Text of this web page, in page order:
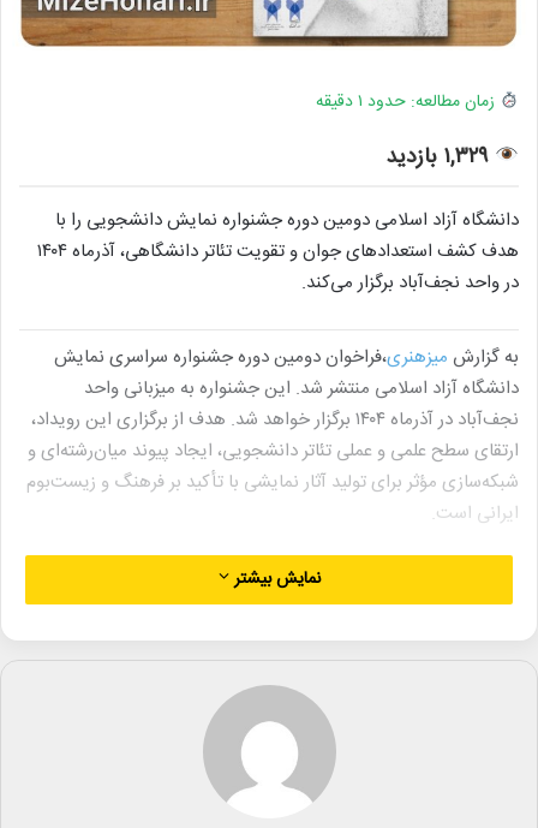
زمان مطالعه: حدود ۱ دقیقه
۱,۳۲۹ بازدید
دانشگاه آزاد اسلامی دومین دوره جشنواره نمایش دانشجویی را با
هدف کشف استعدادهای جوان و تقویت تئاتر دانشگاهی، آذرماه ۱۴۰۴
در واحد نجف‌آباد برگزار می‌کند.
به گزارش میزهنری،فراخوان دومین دوره جشنواره سراسری نمایش
دانشگاه آزاد اسلامی منتشر شد. این جشنواره به میزبانی واحد
نجف‌آباد در آذرماه ۱۴۰۴ برگزار خواهد شد. هدف از برگزاری این رویداد،
ارتقای سطح علمی و عملی تئاتر دانشجویی، ایجاد پیوند میان‌رشته‌ای و
شبکه‌سازی مؤثر برای تولید آثار نمایشی با تأکید بر فرهنگ و زیست‌بوم
ایرانی است.
جشنواره در سه بخش صحنه‌ای، خیابانی و نمایشنامه‌نویسی برگزار
می‌شود. در بخش‌های صحنه‌ای و خیابانی، اولویت با آثاری است که
دارای خلاقیت، پویایی و ایده‌های نوین اجرایی باشند. شرکت‌کنندگان
باید دانشجویان دانشگاه آزاد اسلامی باشند و آثاری را ارائه دهند که
پیش‌تر اجرای عمومی نداشته یا در جشنواره‌های دیگر شرکت نکرده
شرایط شرکت در جشنواره شامل ارائه گواهی اشتغال به تحصیل، مجوز
نمایش بیشتر